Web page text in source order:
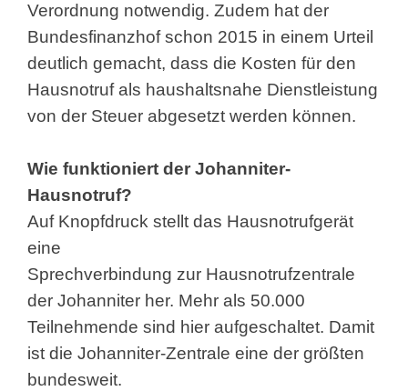
Verordnung notwendig. Zudem hat der
Bundesfinanzhof schon 2015 in einem Urteil
deutlich gemacht, dass die Kosten für den
Hausnotruf als haushaltsnahe Dienstleistung
von der Steuer abgesetzt werden können.
Wie funktioniert der Johanniter-
Hausnotruf?
Auf Knopfdruck stellt das Hausnotrufgerät
eine
Sprechverbindung zur Hausnotrufzentrale
der Johanniter her. Mehr als 50.000
Teilnehmende sind hier aufgeschaltet. Damit
ist die Johanniter-Zentrale eine der größten
bundesweit.